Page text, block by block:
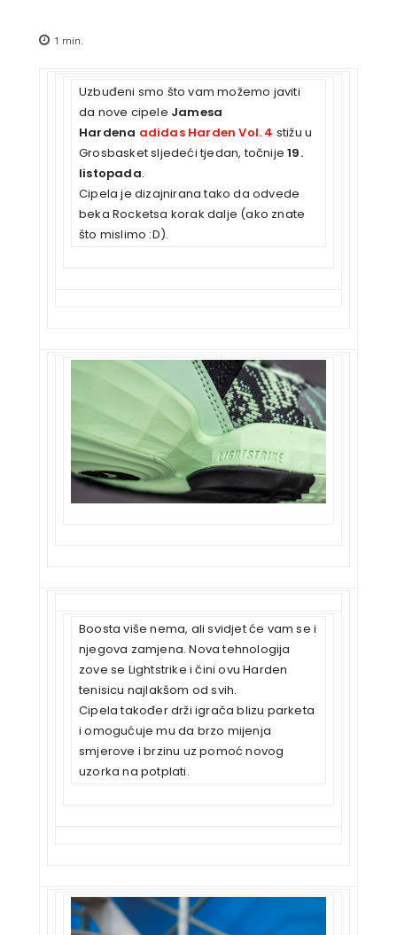
1 min.
Uzbuđeni smo što vam možemo javiti
da nove cipele Jamesa
Hardena adidas Harden Vol. 4 stižu u
Grosbasket sljedeći tjedan, točnije19.
listopada.
Cipela je dizajnirana tako da odvede
beka Rocketsa korak dalje (ako znate
što mislimo :D).
Boosta više nema, ali svidjet će vam se i
njegova zamjena. Nova tehnologija
zove se Lightstrike i čini ovu Harden
tenisicu najlakšom od svih.
Cipela također drži igrača blizu parketa
i omogućuje mu da brzo mijenja
smjerove i brzinu uz pomoć novog
uzorka na potplati.